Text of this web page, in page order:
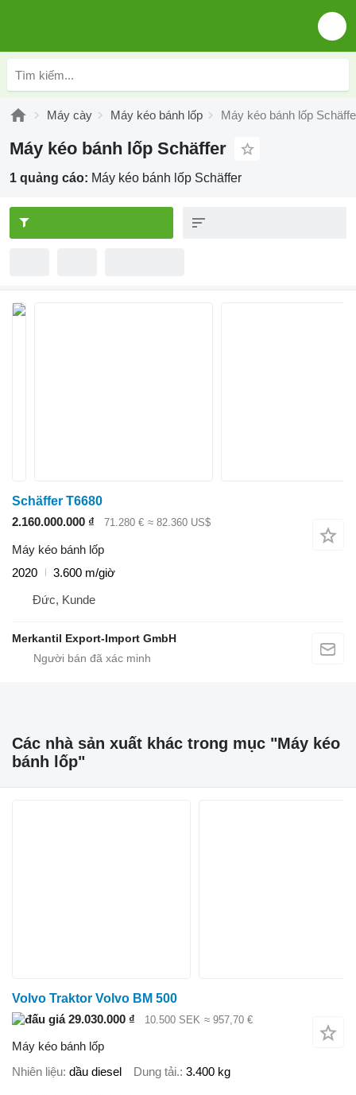
Máy cày Máy kéo bánh lốp Máy kéo bánh lốp
Máy kéo bánh lốp Schäffer
1 quảng cáo: Máy kéo bánh lốp Schäffer
Schäffer T6680
2.160.000.000 ₫
71.280 € ≈ 82.360 US$
Máy kéo bánh lốp
2020
3.600 m/giờ
Đức, Kunde
Merkantil Export-Import GmbH
Các nhà sản xuất khác trong mục "Máy kéo
bánh lốp"
Volvo Traktor Volvo BM 500
29.030.000 ₫
10.500 SEK ≈ 957,70 €
Máy kéo bánh lốp
Nhiên liệu dầu diesel Dung tải. 3.400 kg